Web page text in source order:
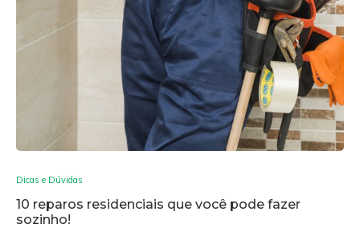
Dicas e Dúvidas
10 reparos residenciais que você pode fazer
sozinho!